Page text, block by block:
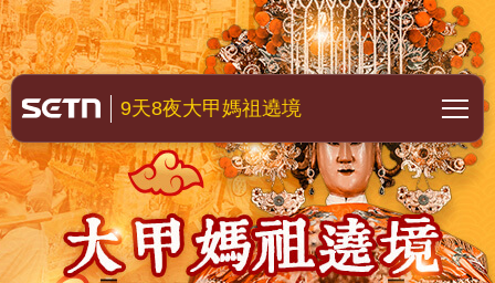
大甲媽祖遶境
9天8夜大甲媽祖遶境